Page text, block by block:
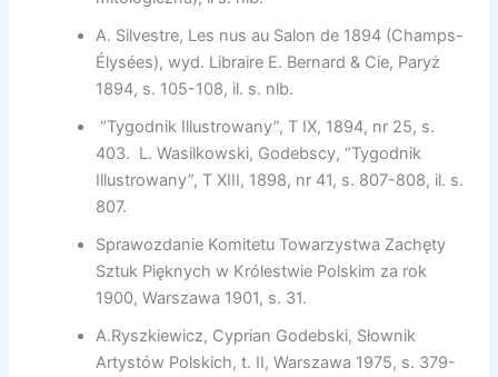
A. Silvestre, Les nus au Salon de 1894 (Champs-
Élysées), wyd. Libraire E. Bernard & Cie, Paryż
1894, s. 105-108, il. s. nlb.
“Tygodnik Illustrowany”, T IX, 1894, nr 25, s.
403. L. Wasilkowski, Godebscy, “Tygodnik
Illustrowany”, T XIII, 1898, nr 41, s. 807-808, il. s.
807.
Sprawozdanie Komitetu Towarzystwa Zachęty
Sztuk Pięknych w Królestwie Polskim za rok
1900, Warszawa 1901, s. 31.
A.Ryszkiewicz, Cyprian Godebski, Słownik
Artystów Polskich, t. II, Warszawa 1975, s. 379-